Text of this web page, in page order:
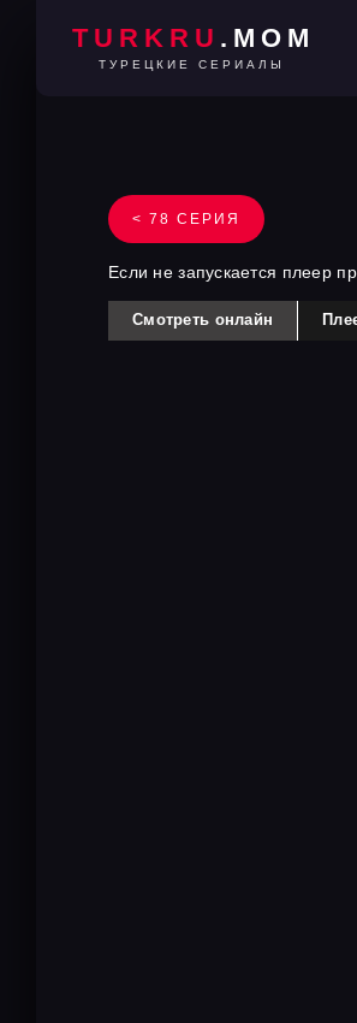
TURKRU .MOM
ТУРЕЦКИЕ СЕРИАЛЫ
< 78 СЕРИЯ
Если не запускается плеер
Смотреть онлайн